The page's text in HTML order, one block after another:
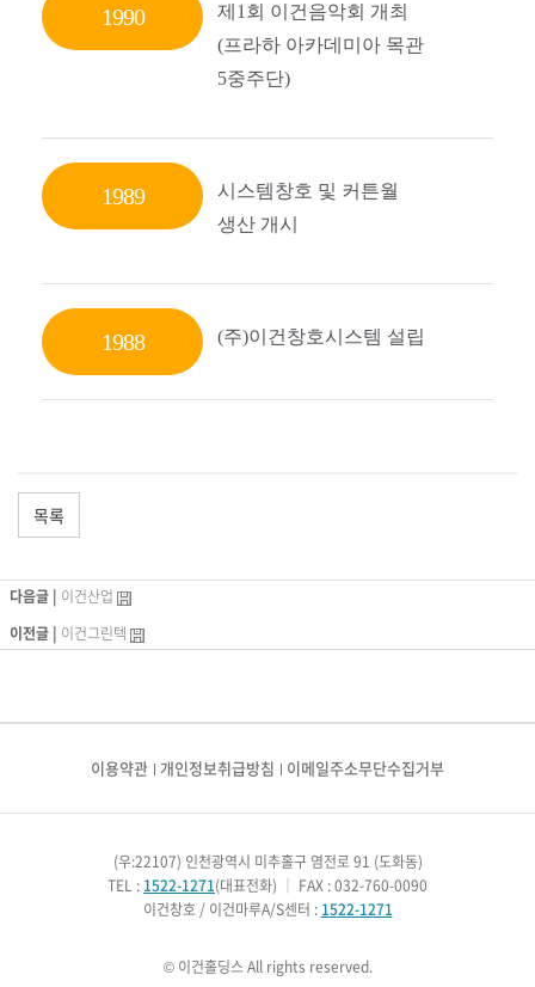
1990
제1회 이건음악회 개최
(프라하 아카데미아 목관
5중주단)
1989
시스템창호 및 커튼월
생산 개시
1988 (주)이건창호시스템 설립
목록
다음글 | 이건산업
이전글 | 이건그린텍
이용약관 개인정보취급방침 이메일주소무단수집거부
(우:22107) 인천광역시 미추홀구 염전로 91 (도화동)
TEL : 1522-1271(대표전화)
FAX : 032-760-0090
이건창호 / 이건마루A/S센터 : 1522-1271
© 이건홀딩스 All rights reserved.